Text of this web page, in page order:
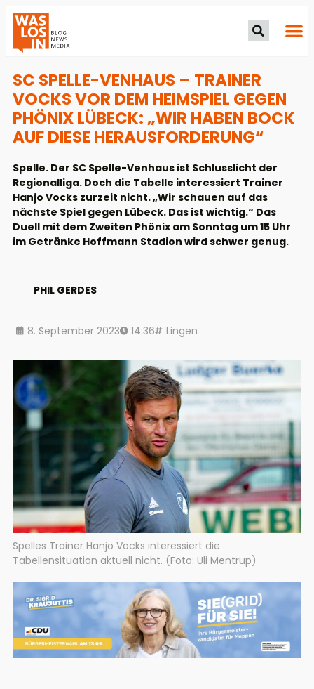
SC SPELLE-VENHAUS – TRAINER
VOCKS VOR DEM HEIMSPIEL GEGEN
PHÖNIX LÜBECK: „WIR HABEN BOCK
AUF DIESE HERAUSFORDERUNG“
Spelle. Der SC Spelle-Venhaus ist Schlusslicht der
Regionalliga. Doch die Tabelle interessiert Trainer
Hanjo Vocks zurzeit nicht. „Wir schauen auf das
nächste Spiel gegen Lübeck. Das ist wichtig.“ Das
Duell mit dem Zweiten Phönix am Sonntag um 15 Uhr
im Getränke Hoffmann Stadion wird schwer genug.
PHIL GERDES
8. September 2023 14:36 Lingen
Spelles Trainer Hanjo Vocks interessiert die
Tabellensituation aktuell nicht. (Foto: Uli Mentrup)